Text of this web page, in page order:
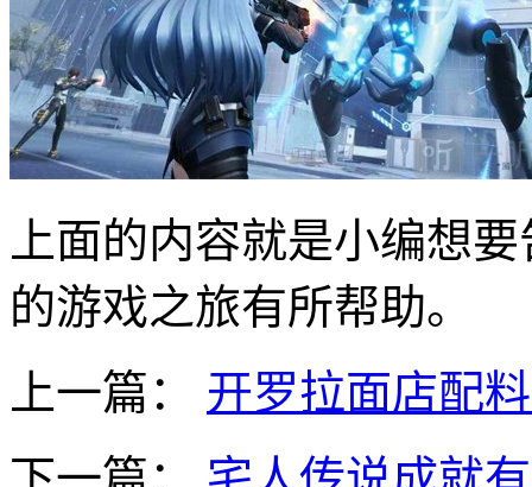
上面的内容就是小编想
的游戏之旅有所帮助。
上一篇：
开罗拉面店配